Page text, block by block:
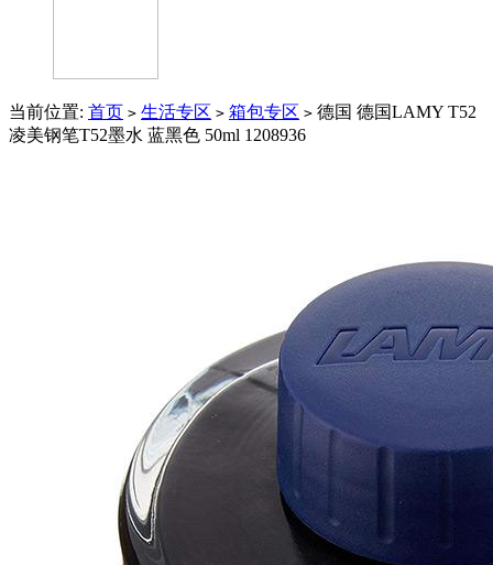
当前位置: 首页 > 生活专区 > 箱包专区 > 德国 德国LAMY T52
凌美钢笔T52墨水 蓝黑色 50ml 1208936